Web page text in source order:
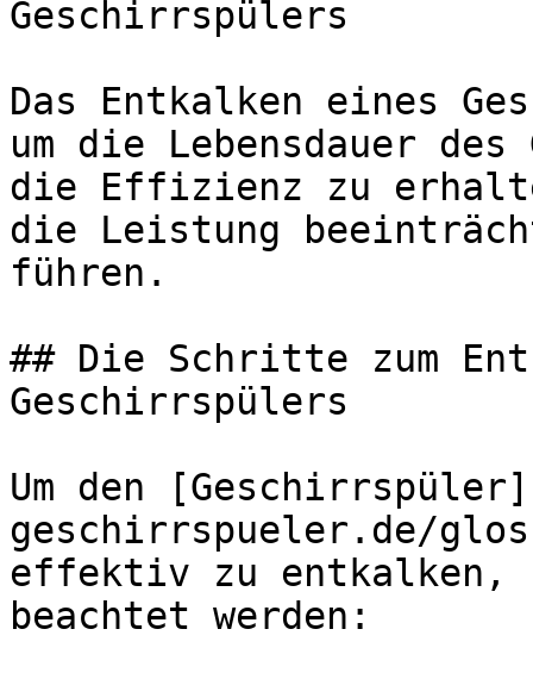
Geschirrspülers
Das Entkalken eines
um die Lebensdauer
die Effizienz zu
die Leistung
führen.
## Die Schritte zum
Geschirrspülers
Um den
geschirrspueler.de/
effektiv zu entkalken,
beachtet werden: